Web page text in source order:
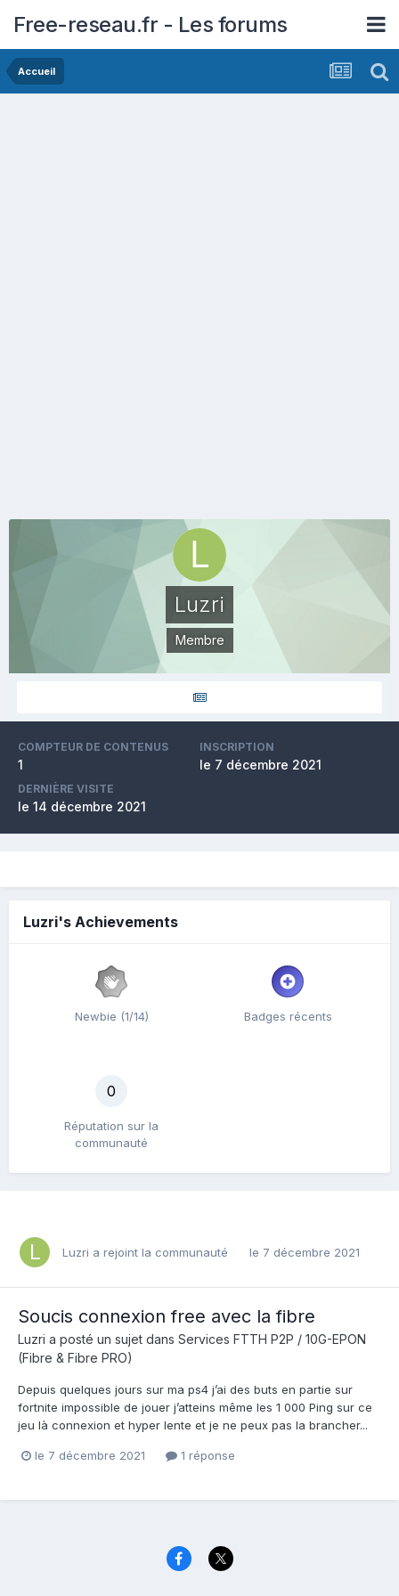
Free-reseau.fr - Les forums
Accueil
Luzri
Membre
COMPTEUR DE CONTENUS
1
INSCRIPTION
le 7 décembre 2021
DERNIÈRE VISITE
le 14 décembre 2021
Luzri's Achievements
Newbie (1/14) Badges récents
0
Réputation sur la
communauté
Luzri a rejoint la communauté le 7 décembre 2021
Soucis connexion free avec la fibre
Luzri a posté un sujet dans Services FTTH P2P / 10G-EPON
(Fibre & Fibre PRO)
Depuis quelques jours sur ma ps4 j’ai des buts en partie sur
fortnite impossible de jouer j’atteins même les 1 000 Ping sur ce
jeu là connexion et hyper lente et je ne peux pas la brancher...
le 7 décembre 2021 1 réponse